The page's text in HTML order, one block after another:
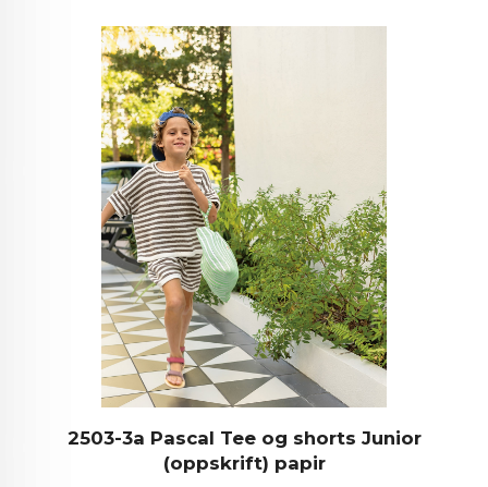
2503-3a Pascal Tee og shorts Junior
(oppskrift) papir